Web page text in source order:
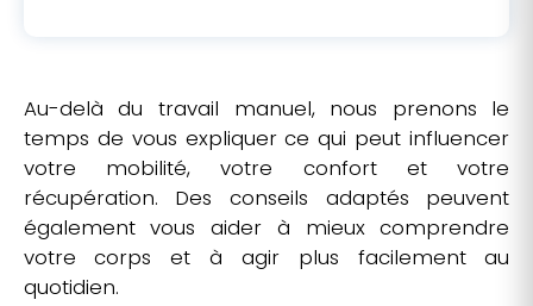
Au-delà du travail manuel, nous prenons le
temps de vous expliquer ce qui peut influencer
votre mobilité, votre confort et votre
récupération. Des conseils adaptés peuvent
également vous aider à mieux comprendre
votre corps et à agir plus facilement au
quotidien.